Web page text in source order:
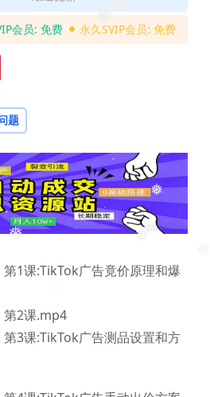
❅
❅
❅
❅
❅
会员: 免费 永久SVIP会员: 免费
题
第1课:TikTok广告竟价原理和爆
第2课.mp4
第3课:TikTok广告测品设置和方